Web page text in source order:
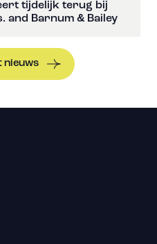
tijdelijk terug bij
and Barnum & Bailey
nieuws